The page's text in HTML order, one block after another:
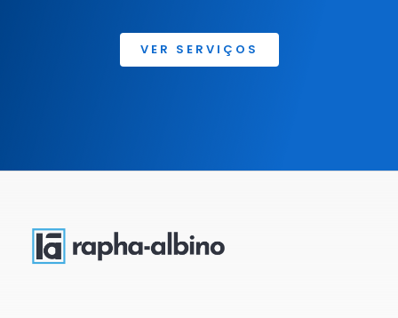
VER SERVIÇOS